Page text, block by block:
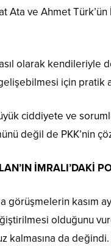
Ata ve Ahmet
olarak
için pratik
ciddiyete ve
değil de PKK’nin
İMRALI’DAKİ
görüşmelerin kasım
olduğunu
kalmasına da